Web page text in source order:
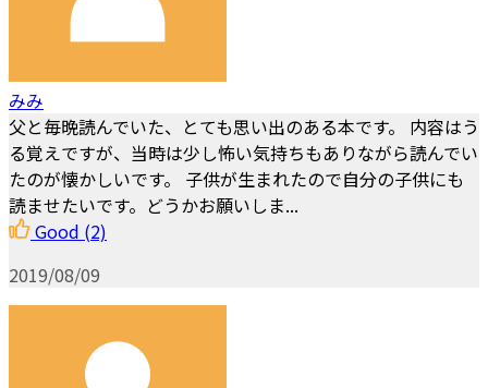
みみ
父と毎晩読んでいた、とても思い出のある本です。 内容はう
る覚えですが、当時は少し怖い気持ちもありながら読んでい
たのが懐かしいです。 子供が生まれたので自分の子供にも
読ませたいです。どうかお願いしま...
Good (2)
2019/08/09